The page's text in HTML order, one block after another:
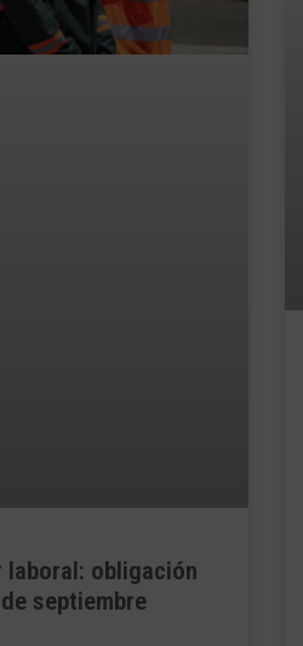
obligación
septiembre